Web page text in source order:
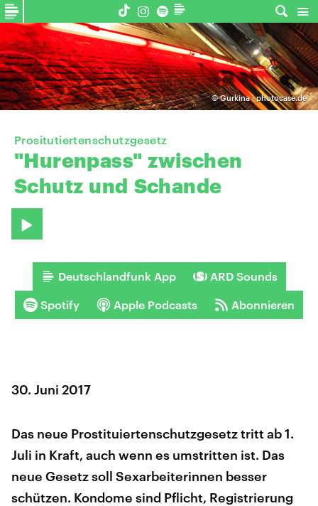
©Gurkina | photocase.de
Prositutiertenschutzgesetz
"Hurenpass" zwischen
Schutz und Schande
Deutschlandfunk App ARD Sounds
Spotify Apple Podcasts Abonnieren
30. Juni 2017
Das neue Prostituiertenschutzgesetz tritt ab 1.
Juli in Kraft, auch wenn es umstritten ist. Das
neue Gesetz soll Sexarbeiterinnen besser
schützen. Kondome sind Pflicht, Registrierung